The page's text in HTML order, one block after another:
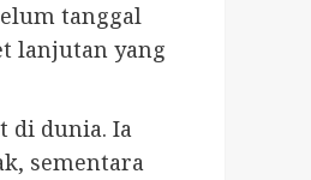
tanggal
lanjutan yang
di dunia. Ia
sementara